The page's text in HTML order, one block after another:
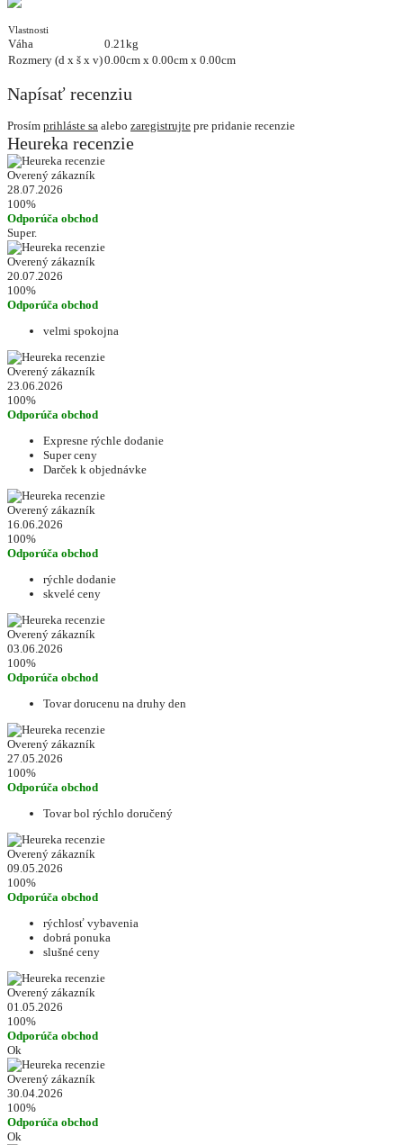
Vlastnosti
Váha
0.21kg
Rozmery (d x š x v)0.00cm x 0.00cm x 0.00cm
Napísať recenziu
Prosím prihláste sa alebo zaregistrujte pre pridanie recenzie
Heureka recenzie
Overený zákazník
28.07.2026
100%
Odporúča obchod
Super.
Overený zákazník
20.07.2026
100%
Odporúča obchod
velmi spokojna
Overený zákazník
23.06.2026
100%
Odporúča obchod
Expresne rýchle dodanie
Super ceny
Darček k objednávke
Overený zákazník
16.06.2026
100%
Odporúča obchod
rýchle dodanie
skvelé ceny
Overený zákazník
03.06.2026
100%
Odporúča obchod
Tovar dorucenu na druhy den
Overený zákazník
27.05.2026
100%
Odporúča obchod
Tovar bol rýchlo doručený
Overený zákazník
09.05.2026
100%
Odporúča obchod
rýchlosť vybavenia
dobrá ponuka
slušné ceny
Overený zákazník
01.05.2026
100%
Odporúča obchod
Ok
Overený zákazník
30.04.2026
100%
Odporúča obchod
Ok